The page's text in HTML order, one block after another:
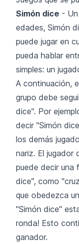
Simón dice -
edades, Simón
puede jugar en
pueda hablar
simples: un
A continuación,
grupo debe
dice". Por
decir "Simón
los demás
nariz. El jugador
puede decir una
dice", como
que obedezca
"Simón dice"
ronda! Esto
ganador.